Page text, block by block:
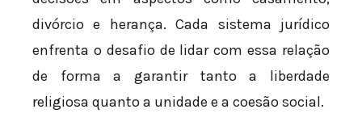
divórcio e herança. Cada sistema jurídico
enfrenta o desafio de lidar com essa relação
de forma a garantir tanto a liberdade
religiosa quanto a unidade e a coesão social.